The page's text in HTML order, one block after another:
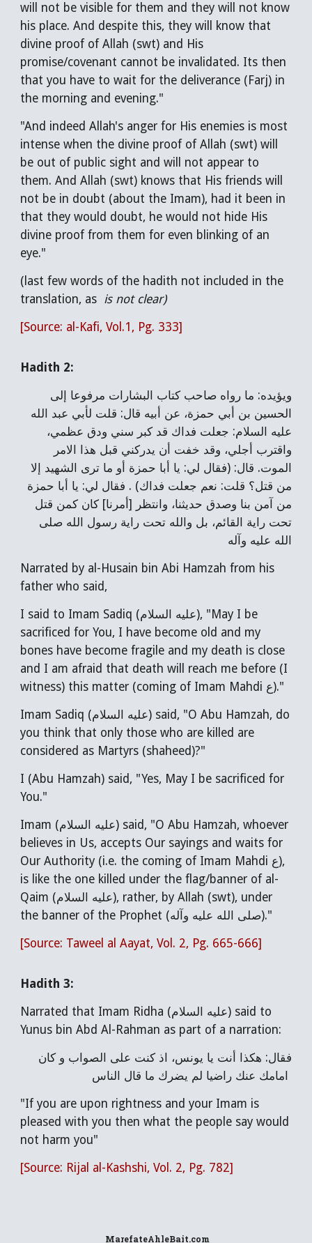
will not be visible for them and they will not know
his place. And despite this, they will know that
divine proof of Allah (swt) and His
promise/covenant cannot be invalidated. Its then
that you have to wait for the deliverance (Farj) in
the morning and evening."
"And indeed Allah's anger for His enemies is most
intense when the divine proof of Allah (swt) will
be out of public sight and will not appear to
them. And Allah (swt) knows that His friends will
not be in doubt (about the Imam), had it been in
that they would doubt, he would not hide His
divine proof from them for even blinking of an
eye."
(last few words of the hadith not included in the
translation, as is not clear)
[Source: al-Kafi, Vol.1, Pg. 333]
Hadith 2:
ويؤيده: ما رواه صاحب كتاب البشارات مرفوعا إلى
الحسين بن أبي حمزة، عن أبيه قال: قلت لأبي عبد الله
عليه السلام: جعلت فداك قد كبر سني ودق عظمي،
واقترب أجلي، وقد خفت أن يدركني قبل هذا الامر
الموت. قال: (فقال لي: يا أبا حمزة أو ما ترى الشهيد إلا
من قتل؟ قلت: نعم جعلت فداك) . فقال لي: يا أبا حمزة
من آمن بنا وصدق حديثنا، وانتظر [أمرنا] كان كمن قتل
تحت راية القائم، بل والله تحت راية رسول الله صلى
الله عليه وآله
Narrated by al-Husain bin Abi Hamzah from his
father who said,
I said to Imam Sadiq (عليه السلام), "May I be
sacrificed for You, I have become old and my
bones have become fragile and my death is close
and I am afraid that death will reach me before (I
witness) this matter (coming of Imam Mahdi ع)."
Imam Sadiq (عليه السلام) said, "O Abu Hamzah, do
you think that only those who are killed are
considered as Martyrs (shaheed)?"
I (Abu Hamzah) said, "Yes, May I be sacrificed for
You."
Imam (عليه السلام) said, "O Abu Hamzah, whoever
believes in Us, accepts Our sayings and waits for
Our Authority (i.e. the coming of Imam Mahdi ع),
is like the one killed under the flag/banner of al-
Qaim (عليه السلام), rather, by Allah (swt), under
the banner of the Prophet (صلى الله عليه وآله)."
[Source: Taweel al Aayat, Vol. 2, Pg. 665-666]
Hadith 3:
Narrated that Imam Ridha (عليه السلام) said to
Yunus bin Abd Al-Rahman as part of a narration:
فقال: هكذا أنت يا يونس، اذ كنت على الصواب و كان
"If you are upon rightness and your Imam is
pleased with you then what the people say would
not harm you"
[Source: Rijal al-Kashshi, Vol. 2, Pg. 782]
MarefateAhleBait.com